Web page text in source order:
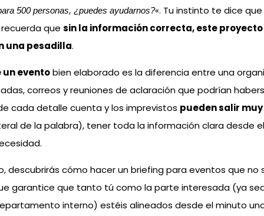
500 personas, ¿puedes ayudarnos?«. Tu instinto te dice
que sin la información correcta, este
una pesadilla.
eventobien elaborado es la diferencia entre una
correos y reuniones de aclaración que podrían
cada detalle cuenta y los imprevistos pueden salir
de la palabra), tener toda la información clara desde el
descubrirás cómo hacer un briefing para eventos que no
garantice que tanto tú como la parte interesada (ya
interno) estéis alineados desde el minuto